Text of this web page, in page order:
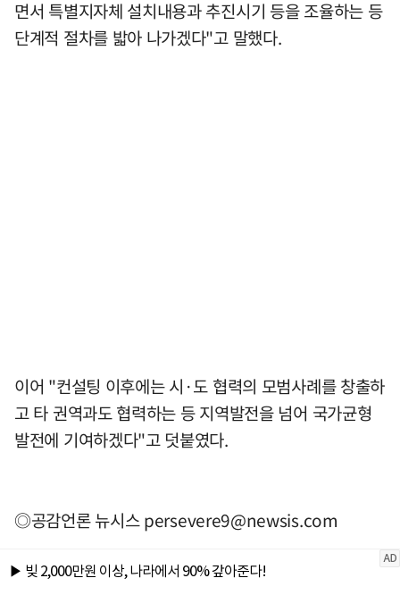
면서 특별지자체 설치내용과 추진시기 등을 조율하는 등
단계적 절차를 밟아 나가겠다"고 말했다.
이어 "컨설팅 이후에는 시·도 협력의 모범사례를 창출하
고 타 권역과도 협력하는 등 지역발전을 넘어 국가균형
발전에 기여하겠다"고 덧붙였다.
◎공감언론 뉴시스persevere9@newsis.com